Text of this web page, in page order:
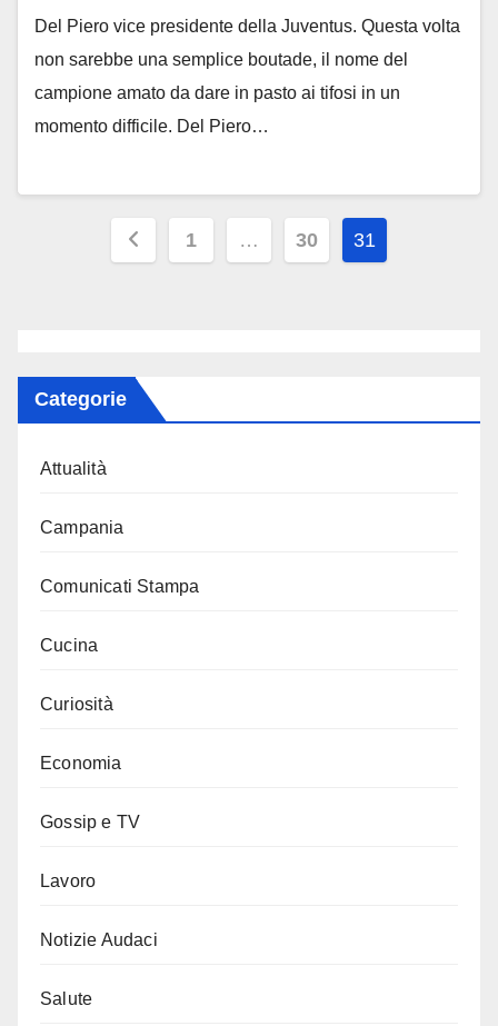
Del Piero vice presidente della Juventus. Questa volta
non sarebbe una semplice boutade, il nome del
campione amato da dare in pasto ai tifosi in un
momento difficile. Del Piero…
Paginazione
1 … 30 31
Categorie
Attualità
Campania
Comunicati Stampa
Cucina
Curiosità
Economia
Gossip e TV
Lavoro
Notizie Audaci
Salute